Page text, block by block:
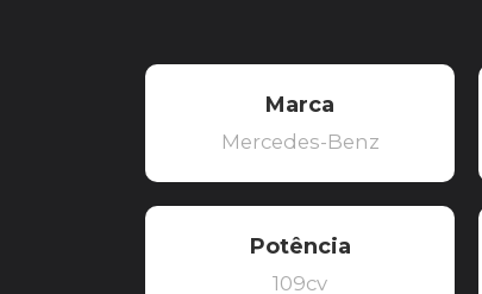
Marca
Mercedes-Benz
Potência
109cv